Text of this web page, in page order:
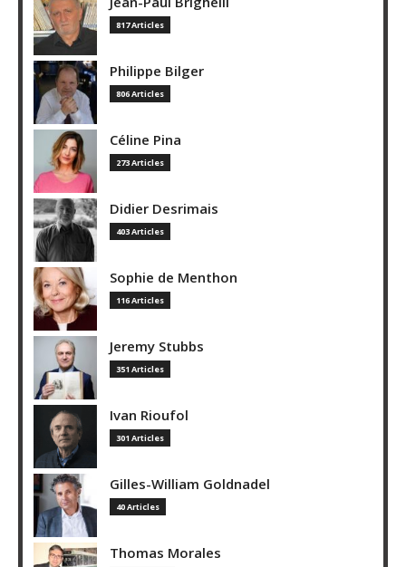
817 Articles
Philippe Bilger
806 Articles
Céline Pina
273 Articles
Didier Desrimais
403 Articles
Sophie de Menthon
116 Articles
Jeremy Stubbs
351 Articles
Ivan Rioufol
301 Articles
Gilles-William Goldnadel
40 Articles
Thomas Morales